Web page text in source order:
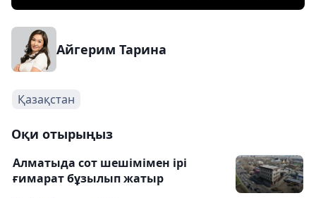
Айгерим Тарина
Қазақстан
Оқи отырыңыз
Алматыда сот шешімімен ірі
ғимарат бұзылып жатыр